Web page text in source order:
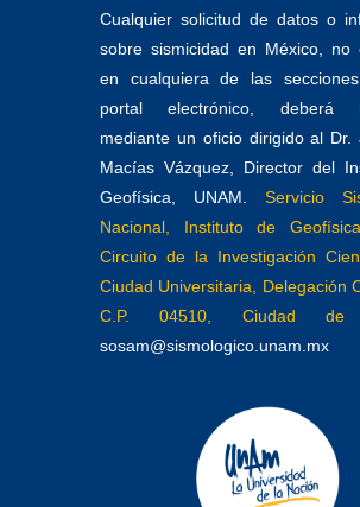
Cualquier solicitud de datos o
sobre sismicidad en México, no
en cualquiera de las
portal electrónico, deberá
mediante un oficio dirigido al Dr.
Macías Vázquez, Director del
Geofísica, UNAM.
Servicio
Nacional, Instituto de
Circuito de la Investigación
Ciudad Universitaria, Delegación
C.P. 04510, Ciudad de
sosam@sismologico.unam.mx